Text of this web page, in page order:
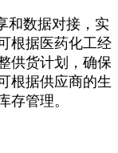
和数据对接，实
根据医药化工经
供货计划，确保
根据供应商的生
存管理。